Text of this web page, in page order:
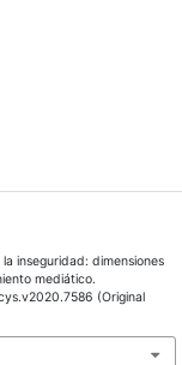
inseguridad: dimensiones
mediático.
(Original